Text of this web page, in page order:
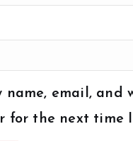
name, email, and
for the next time